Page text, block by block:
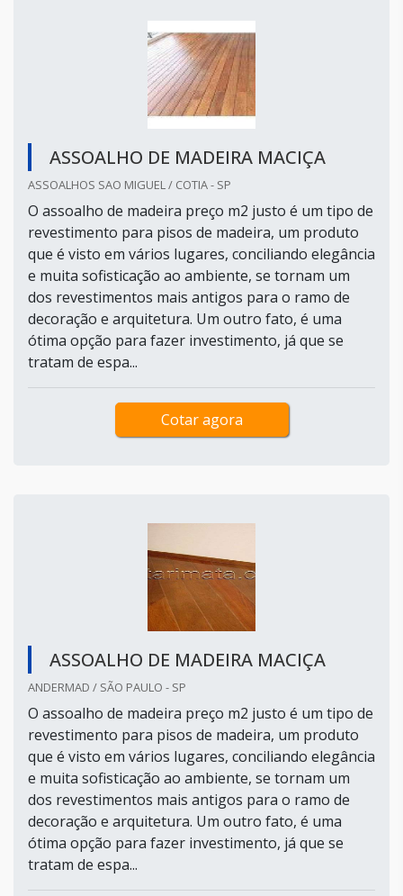
ASSOALHO DE MADEIRA MACIÇA
ASSOALHOS SAO MIGUEL / COTIA - SP
O assoalho de madeira preço m2 justo é um tipo de
revestimento para pisos de madeira, um produto
que é visto em vários lugares, conciliando elegância
e muita sofisticação ao ambiente, se tornam um
dos revestimentos mais antigos para o ramo de
decoração e arquitetura. Um outro fato, é uma
ótima opção para fazer investimento, já que se
tratam de espa...
Cotar agora
ASSOALHO DE MADEIRA MACIÇA
ANDERMAD / SÃO PAULO - SP
O assoalho de madeira preço m2 justo é um tipo de
revestimento para pisos de madeira, um produto
que é visto em vários lugares, conciliando elegância
e muita sofisticação ao ambiente, se tornam um
dos revestimentos mais antigos para o ramo de
decoração e arquitetura. Um outro fato, é uma
ótima opção para fazer investimento, já que se
tratam de espa...